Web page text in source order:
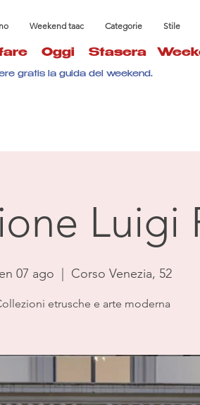
Weekend taac Categorie Stile
fare Oggi Stasera
gratis la guida del weekend.
Luigi
07 ago Corso Venezia, 52
etrusche e arte moderna